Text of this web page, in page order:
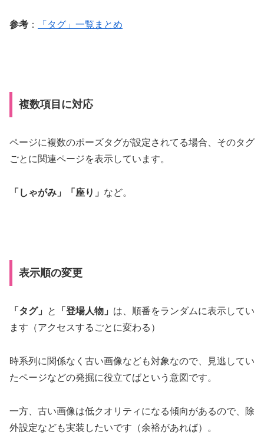
参考 ： 「タグ」一覧まとめ
複数項目に対応
ページに複数のポーズタグが設定されてる場合、そのタグ
ごとに関連ページを表示しています。
「しゃがみ」「座り」 など。
表示順の変更
「タグ」 と 「登場人物」 は、順番をランダムに表示してい
ます（アクセスするごとに変わる）
時系列に関係なく古い画像なども対象なので、見逃してい
たページなどの発掘に役立てばという意図です。
一方、古い画像は低クオリティになる傾向があるので、除
外設定なども実装したいです（余裕があれば）。